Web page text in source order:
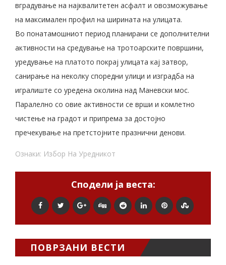
вградување на најквалитетен асфалт и овозможување
на максимален профил на ширината на улицата.
Во понатамошниот период планирани се дополнителни
активности на средување на тротоарските површини,
уредување на платото покрај улицата кај затвор,
санирање на неколку споредни улици и изградба на
игралиште со уредена околина над Маневски мос.
Паралелно со овие активности се врши и комлетно
чистење на градот и припрема за достојно
пречекување на претстојните празнични денови.
Ознаки: Избор На Уредникот
Сподели ја веста:
ПОВРЗАНИ ВЕСТИ